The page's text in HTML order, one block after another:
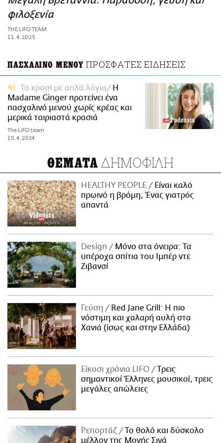
ΑΜΠΑ
PRINT
φιλοξενία
THE LIFO TEAM
11.4.2025
ΠΑΣΧΑΛΙΝΟ ΜΕΝΟΥ ΠΡΟΣΦΑΤΕΣ ΕΙΔΗΣΕΙΣ
Το κρασί με απλά λόγια
Η
Madame Ginger προτείνει ένα
πασχαλινό μενού χωρίς κρέας και
μερικά ταιριαστά κρασιά
The LiFO team
15.4.2024
ΘΕΜΑΤΑ ΔΗΜΟΦΙΛΗ
HEALTHY PEOPLE
Είναι καλό
πρωινό η βρόμη; Ένας γιατρός
απαντά
Design
Μόνο στα όνειρα: Τα
υπέροχα σπίτια του Ιμπέρ ντε
Ζιβανσί
Γεύση
Red Jane Grill: Η πιο
νόστιμη και χαλαρή αυλή στα
Χανιά (ίσως και στην Ελλάδα)
Είκοσι χρόνια LIFO
Tρεις
σημαντικοί Έλληνες μουσικοί, τρεις
μεγάλες απώλειες
Ρεπορτάζ
Το θολό και δύσκολο
μέλλον της Μονής Σινά